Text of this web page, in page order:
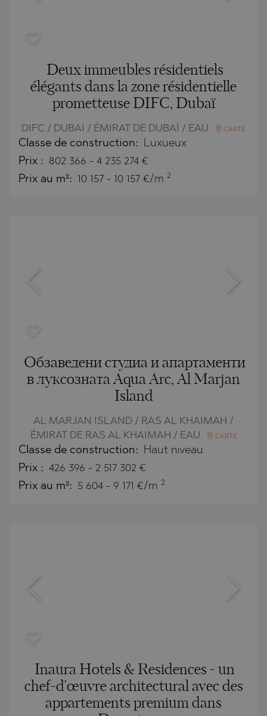
Deux immeubles résidentiels
élégants dans la zone résidentielle
prometteuse DIFC, Dubaï
DIFC / DUBAI / ÉMIRAT DE DUBAÏ / EAU CARTE
Classe de construction: Luxueux
Prix : 802 366 - 4 235 274 €
Prix au m²: 10 157 - 10 157 €/m 2
Обзаведени студиа и апартаменти
в луксозната Aqua Arc, Al Marjan
Island
AL MARJAN ISLAND / RAS AL KHAIMAH /
ÉMIRAT DE RAS AL KHAIMAH / EAU
CARTE
Classe de construction: Haut niveau
Prix : 426 396 - 2 517 302 €
Prix au m²: 5 604 - 9 171 €/m 2
Inaura Hotels & Residences - un
chef-d'œuvre architectural avec des
appartements premium dans